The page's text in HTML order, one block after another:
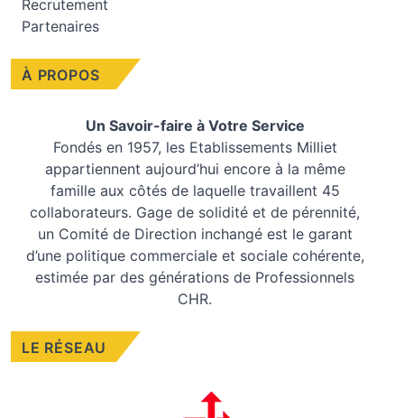
À PROPOS
Un Savoir-faire à Votre Service
Fondés en 1957, les Etablissements Milliet
appartiennent aujourd’hui encore à la même
famille aux côtés de laquelle travaillent 45
collaborateurs. Gage de solidité et de pérennité,
un Comité de Direction inchangé est le garant
d’une politique commerciale et sociale cohérente,
estimée par des générations de Professionnels
CHR.
LE RÉSEAU
Recrutement
Partenaires